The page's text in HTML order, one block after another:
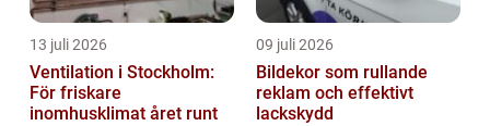
13 juli 2026
Ventilation i Stockholm:
För friskare
inomhusklimat året runt
09 juli 2026
Bildekor som rullande
reklam och effektivt
lackskydd